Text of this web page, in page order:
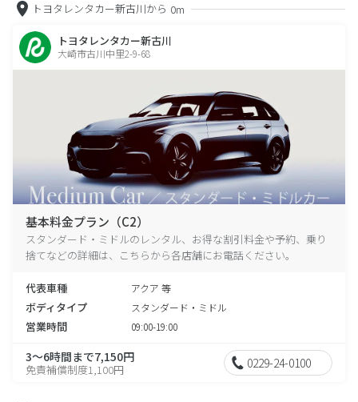
トヨタレンタカー新古川から 0m
トヨタレンタカー新古川
大崎市古川中里2-9-68
基本料金プラン（C2）
スタンダード・ミドルのレンタル、お得な割引料金や予約、乗り
捨てなどの詳細は、こちらから各店舗にお電話ください。
代表車種 アクア 等
ボディタイプ スタンダード・ミドル
営業時間 09:00-19:00
3～6時間まで7,150円
免責補償制度1,100円 0229-24-0100